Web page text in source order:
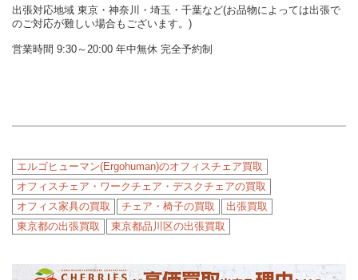
出張対応地域 東京・神奈川・埼玉・千葉など(お品物によっては出張で
のご対応が難しい場合もございます。)
営業時間 9:30～20:00 年中無休 完全予約制
エルゴヒューマン(Ergohuman)のオフィスチェア買取
オフィスチェア・ワークチェア・デスクチェアの買取
オフィス家具の買取
チェア・椅子の買取
出張買取
東京都の出張買取
東京都品川区の出張買取